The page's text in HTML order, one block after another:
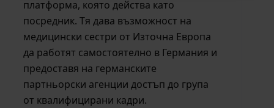
платформа, която действа като
посредник. Тя дава възможност на
медицински сестри от Източна Европа
да работят самостоятелно в Германия и
предоставя на германските
партньорски агенции достъп до група
от квалифицирани кадри.